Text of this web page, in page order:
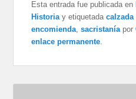
Esta entrada fue publicada en
Historiay etiquetadacalzada
encomienda,sacristaníapor
enlace permanente.